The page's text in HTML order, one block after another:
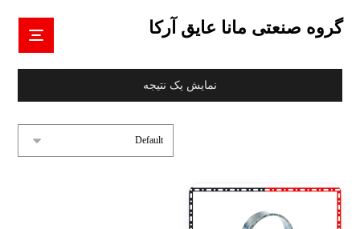
گروه صنعتی مانا عایق آرکا
نمایش یک نتیجه